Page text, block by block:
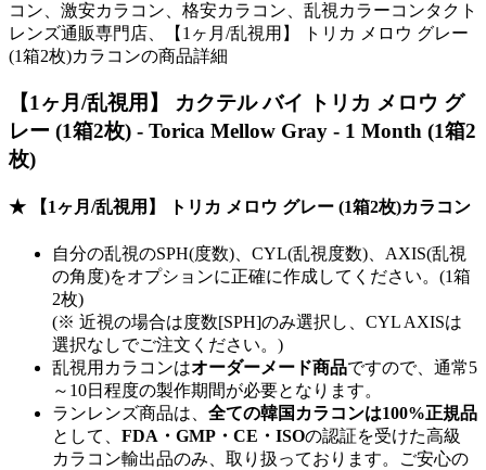
コン、激安カラコン、格安カラコン、乱視カラーコンタクト
レンズ通販専門店、【1ヶ月/乱視用】 トリカ メロウ グレー
(1箱2枚)カラコンの商品詳細
【1ヶ月/乱視用】 カクテル バイ トリカ メロウ グ
レー (1箱2枚) - Torica Mellow Gray - 1 Month (1箱2
枚)
★ 【1ヶ月/乱視用】 トリカ メロウ グレー (1箱2枚)カラコン
自分の乱視のSPH(度数)、CYL(乱視度数)、AXIS(乱視
の角度)をオプションに正確に作成してください。(1箱
2枚)
(※ 近視の場合は度数[SPH]のみ選択し、CYL AXISは
選択なしでご注文ください。)
乱視用カラコンはオーダーメード商品ですので、 通常5
～10日程度の製作期間が必要となります。
ランレンズ商品は、 全ての韓国カラコンは100%正規品
として、 FDA・GMP・CE・ISOの認証を受けた高級
カラコン輸出品のみ、取り扱っております。ご安心の